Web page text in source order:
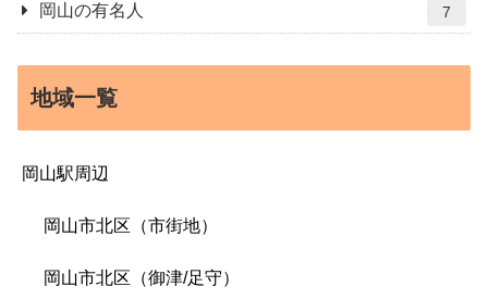
岡山の有名人 7
地域一覧
岡山駅周辺
岡山市北区（市街地）
岡山市北区（御津/足守）